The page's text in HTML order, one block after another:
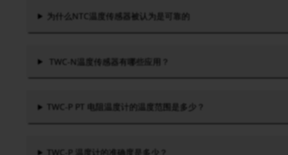
为什么NTC温度传感器被认为是可靠的
TWC-N温度传感器有哪些应用？
TWC-P PT 电阻温度计的温度范围是多少？
TWC-P 温度计的准确度是多少？